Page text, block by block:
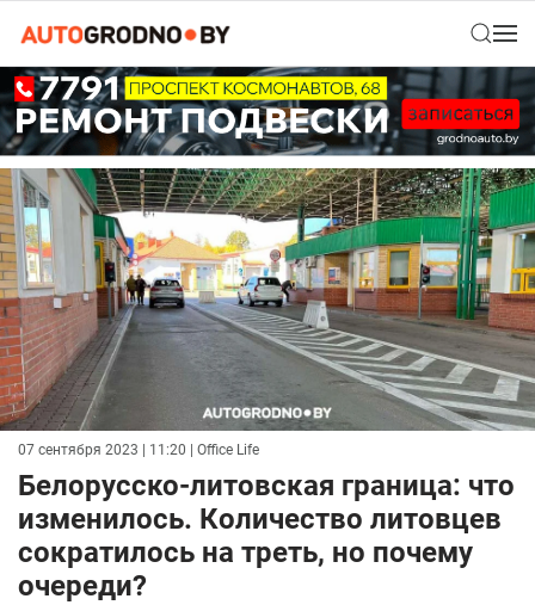
07 сентября 2023 | 11:20 | Office Life
Белорусско-литовская граница: что
изменилось. Количество литовцев
сократилось на треть, но почему
очереди?